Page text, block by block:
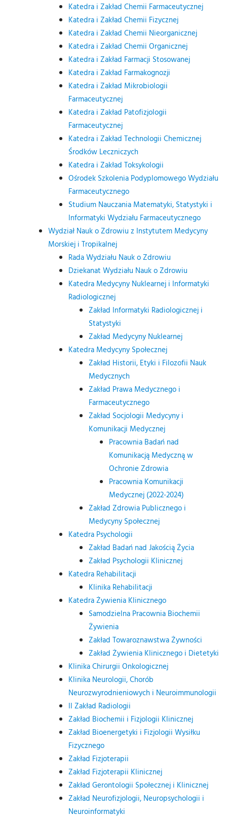
Katedra i Zakład Chemii Farmaceutycznej
Katedra i Zakład Chemii Fizycznej
Katedra i Zakład Chemii Nieorganicznej
Katedra i Zakład Chemii Organicznej
Katedra i Zakład Farmacji Stosowanej
Katedra i Zakład Farmakognozji
Katedra i Zakład Mikrobiologii
Farmaceutycznej
Katedra i Zakład Patofizjologii
Farmaceutycznej
Katedra i Zakład Technologii Chemicznej
Środków Leczniczych
Katedra i Zakład Toksykologii
Ośrodek Szkolenia Podyplomowego Wydziału
Farmaceutycznego
Studium Nauczania Matematyki, Statystyki i
Informatyki Wydziału Farmaceutycznego
Wydział Nauk o Zdrowiu z Instytutem Medycyny
Morskiej i Tropikalnej
Rada Wydziału Nauk o Zdrowiu
Dziekanat Wydziału Nauk o Zdrowiu
Katedra Medycyny Nuklearnej i Informatyki
Radiologicznej
Zakład Informatyki Radiologicznej i
Statystyki
Zakład Medycyny Nuklearnej
Katedra Medycyny Społecznej
Zakład Historii, Etyki i Filozofii Nauk
Medycznych
Zakład Prawa Medycznego i
Farmaceutycznego
Zakład Socjologii Medycyny i
Komunikacji Medycznej
Pracownia Badań nad
Komunikacją Medyczną w
Ochronie Zdrowia
Pracownia Komunikacji
Medycznej (2022-2024)
Zakład Zdrowia Publicznego i
Medycyny Społecznej
Katedra Psychologii
Zakład Badań nad Jakością Życia
Zakład Psychologii Klinicznej
Katedra Rehabilitacji
Klinika Rehabilitacji
Katedra Żywienia Klinicznego
Samodzielna Pracownia Biochemii
Żywienia
Zakład Towaroznawstwa Żywności
Zakład Żywienia Klinicznego i Dietetyki
Klinika Chirurgii Onkologicznej
Klinika Neurologii, Chorób
Neurozwyrodnieniowych i Neuroimmunologii
II Zakład Radiologii
Zakład Biochemii i Fizjologii Klinicznej
Zakład Bioenergetyki i Fizjologii Wysiłku
Fizycznego
Zakład Fizjoterapii
Zakład Fizjoterapii Klinicznej
Zakład Gerontologii Społecznej i Klinicznej
Zakład Neurofizjologii, Neuropsychologii i
Neuroinformatyki